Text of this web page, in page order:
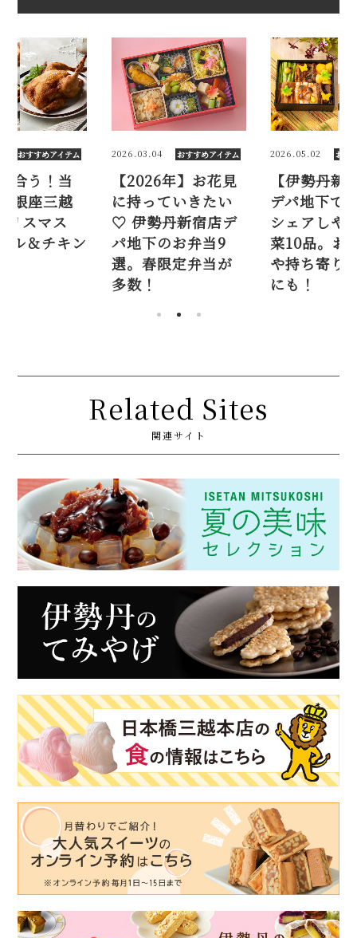
おすすめアイテム
年】お花見
ていきたい
丹新宿店デ
のお弁当9
2026.05.02 おすすめアイテム
【伊勢丹新宿店】
デパ地下で人気の
シェアしやすい惣
菜10品。おでかけ
や持ち寄り手土産
にも！
2025.12.01
まだ間に
日買える
2025 ク
オードブ
Related Sites
関連サイト